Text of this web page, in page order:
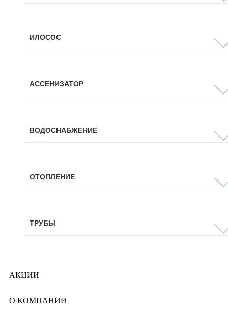
ИЛОСОС
АССЕНИЗАТОР
ВОДОСНАБЖЕНИЕ
ОТОПЛЕНИЕ
ТРУБЫ
АКЦИИ
О КОМПАНИИ